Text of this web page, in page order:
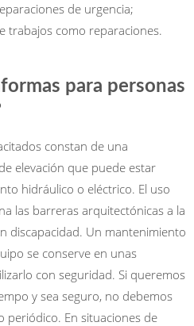
de urgencia;
trabajos como reparaciones.
para personas
constan de una
elevación que puede estar
hidráulico o eléctrico. El uso
las barreras arquitectónicas a la
discapacidad. Un mantenimiento
se conserve en unas
con seguridad. Si queremos
y sea seguro, no debemos
periódico. En situaciones de